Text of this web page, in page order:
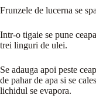
Frunzele de lucerna se
Intr-o tigaie se pune
trei linguri de ulei.
Se adauga apoi peste
de pahar de apa si se
lichidul se evapora.